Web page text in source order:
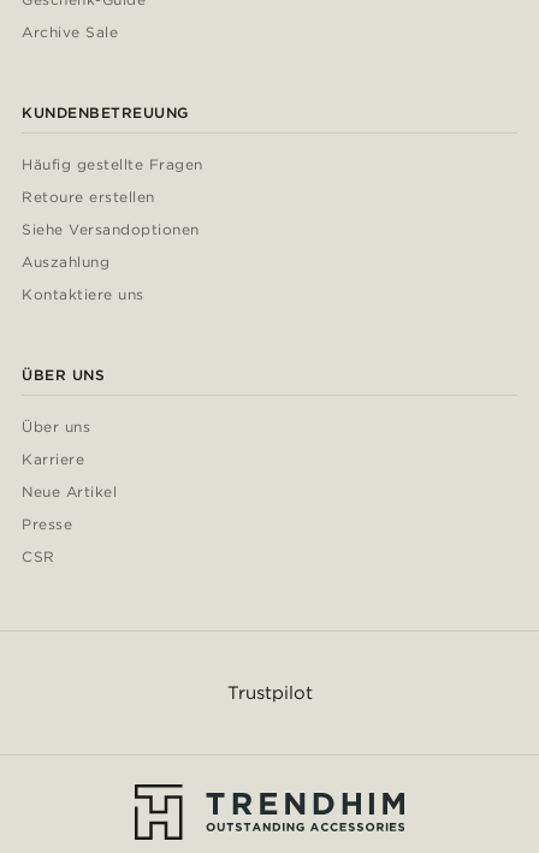
Archive Sale
KUNDENBETREUUNG
Häufig gestellte Fragen
Retoure erstellen
Siehe Versandoptionen
Auszahlung
Kontaktiere uns
ÜBER UNS
Über uns
Karriere
Neue Artikel
Presse
CSR
Trustpilot